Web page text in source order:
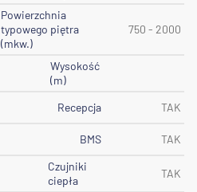
Powierzchnia
typowego piętra
(mkw.)
750 - 2000
Wysokość
(m)
Recepcja
TAK
BMS
TAK
Czujniki
ciepła
TAK